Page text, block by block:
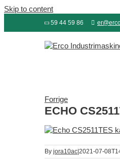
Skip to content
59 44 59 86
Forrige
ECHO
By jora10ac 2021-07-